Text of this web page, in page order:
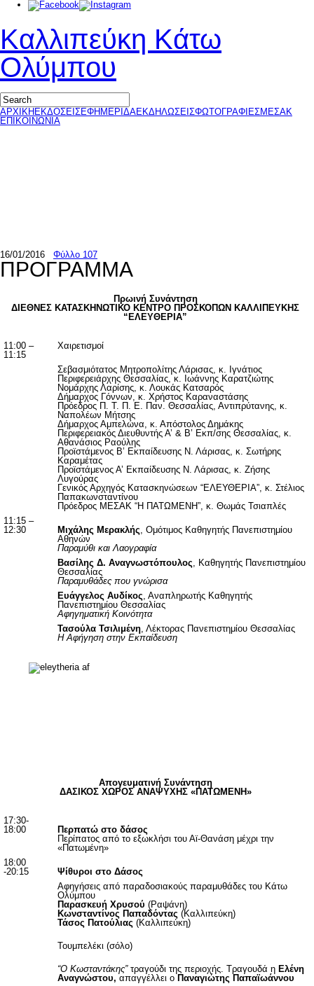
Καλλιπεύκη Κάτω
Ολύμπου
ΑΡΧΙΚΗ ΕΚΔΟΣΕΙΣΕΦΗΜΕΡΙΔΑΕΚΔΗΛΩΣΕΙΣΦΩΤΟΓΡΑΦΙΕΣΜΕΣΑΚ
ΕΠΙΚΟΙΝΩΝΙΑ
16/01/2016 Φύλλο 107
ΠΡΟΓΡΑΜΜΑ
Πρωινή Συνάντηση
ΔΙΕΘΝΕΣ ΚΑΤΑΣΚΗΝΩΤΙΚΟ ΚΕΝΤΡΟ ΠΡΟΣΚΟΠΩΝ ΚΑΛΛΙΠΕΥΚΗΣ
“ΕΛΕΥΘΕΡΙΑ”
11:00 –
11:15
Χαιρετισμοί
Σεβασμιότατος Μητροπολίτης Λάρισας, κ. Ιγνάτιος
Περιφερειάρχης Θεσσαλίας, κ. Ιωάννης Καρατζιώτης
Νομάρχης Λαρίσης, κ. Λουκάς Κατσαρός
Δήμαρχος Γόννων, κ. Χρήστος Καραναστάσης
Πρόεδρος Π. Τ. Π. Ε. Παν. Θεσσαλίας, Αντιπρύτανης, κ.
Ναπολέων Μήτσης
Δήμαρχος Αμπελώνα, κ. Απόστολος Δημάκης
Περιφερειακός Διευθυντής Α’ & Β’ Εκπ/σης Θεσσαλίας, κ.
Αθανάσιος Ραούλης
Προϊστάμενος Β’ Εκπαίδευσης Ν. Λάρισας, κ. Σωτήρης
Καραμέτας
Προϊστάμενος Α’ Εκπαίδευσης Ν. Λάρισας, κ. Ζήσης
Λυγούρας
Γενικός Αρχηγός Κατασκηνώσεων “ΕΛΕΥΘΕΡΙΑ”, κ. Στέλιος
Παπακωνσταντίνου
Πρόεδρος ΜΕΣΑΚ “Η ΠΑΤΩΜΕΝΗ”, κ. Θωμάς Τσιαπλές
11:15 –
12:30
Μιχάλης Μερακλής, Ομότιμος Καθηγητής Πανεπιστημίου
Αθηνών
Παραμύθι και Λαογραφία
Βασίλης Δ. Αναγνωστόπουλος, Καθηγητής Πανεπιστημίου
Θεσσαλίας
Παραμυθάδες που γνώρισα
Ευάγγελος Αυδίκος, Αναπληρωτής Καθηγητής
Πανεπιστημίου Θεσσαλίας
Αφηγηματική Κοινότητα
Τασούλα Τσιλιμένη, Λέκτορας Πανεπιστημίου Θεσσαλίας
Η Αφήγηση στην Εκπαίδευση
Απογευματινή Συνάντηση
ΔΑΣΙΚΟΣ ΧΩΡΟΣ ΑΝΑΨΥΧΗΣ «ΠΑΤΩΜΕΝΗ»
17:30-
18:00
Περπατώ στο δάσος
Περίπατος από το εξωκλήσι του Αϊ-Θανάση μέχρι την
«Πατωμένη»
18:00
-20:15
Ψίθυροι στο Δάσος
Αφηγήσεις από παραδοσιακούς παραμυθάδες του Κάτω
Ολύμπου
Παρασκευή Χρυσού (Ραψάνη)
Κωνσταντίνος Παπαδόντας (Καλλιπεύκη)
Τάσος Πατούλιας (Καλλιπεύκη)
Τουμπελέκι (σόλο)
“Ο Κωσταντάκης”τραγούδι της περιοχής. Τραγουδά η Ελένη
Αναγνώστου, απαγγέλλει ο Παναγιώτης Παπαϊωάννου